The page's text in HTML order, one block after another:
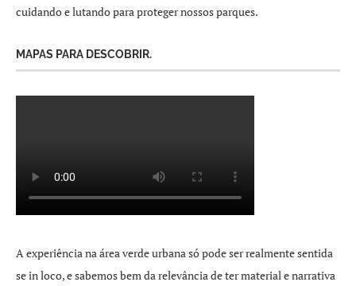
cuidando e lutando para proteger nossos parques.
MAPAS PARA DESCOBRIR.
A experiência na área verde urbana só pode ser realmente sentida
se in loco, e sabemos bem da relevância de ter material e narrativa